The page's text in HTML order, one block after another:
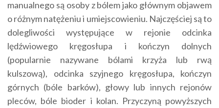
manualnego są osoby z bólem jako głównym objawem
o różnym natężeniu i umiejscowieniu. Najczęściej są to
dolegliwości występujące w rejonie odcinka
lędźwiowego kręgosłupa i kończyn dolnych
(popularnie nazywane bólami krzyża lub rwą
kulszową), odcinka szyjnego kręgosłupa, kończyn
górnych (bóle barków), głowy lub innych rejonów
pleców, bóle bioder i kolan. Przyczyną powyższych